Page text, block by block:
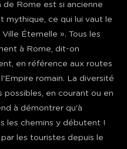
de Rome est si ancienne
mythique, ce qui lui vaut le
Éternelle ». Tous les
à Rome, dit-on
en référence aux routes
romain. La diversité
possibles, en courant ou en
à démontrer qu'à
les chemins y débutent !
les touristes depuis le